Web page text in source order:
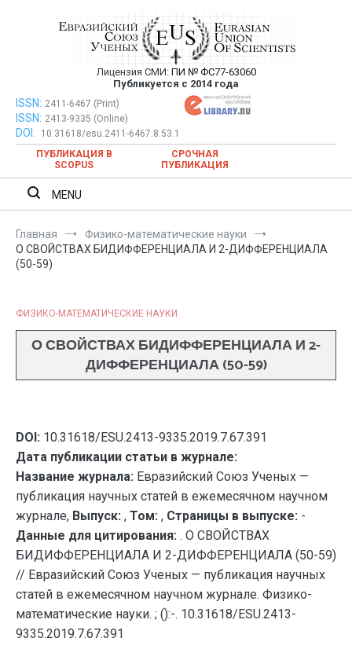
Евразийский Союз Ученых —
публикация научных статей в
ежемесячном научном журнале
Лицензия СМИ: ПИ № ФС77-63060
Публикуется с 2014 года
Евразийский Союз Ученых — публикация научных статей в
ежемесячном научном журнале
ISSN: 2411-6467 (Print)
ISSN: 2413-9335 (Online)
DOI:
10.31618/esu.2411-6467.8.53.1
ПУБЛИКАЦИЯ В
SCOPUS
СРОЧНАЯ
ПУБЛИКАЦИЯ
MENU
Главная
Физико-математические науки
О СВОЙСТВАХ БИДИФФЕРЕНЦИАЛА И 2-ДИФФЕРЕНЦИАЛА
(50-59)
ФИЗИКО-МАТЕМАТИЧЕСКИЕ НАУКИ
О СВОЙСТВАХ БИДИФФЕРЕНЦИАЛА И 2-
ДИФФЕРЕНЦИАЛА (50-59)
DOI: 10.31618/ESU.2413-9335.2019.7.67.391
Дата публикации статьи в журнале:
Название журнала: Евразийский Союз Ученых —
публикация научных статей в ежемесячном научном
журнале, Выпуск: , Том: , Страницы в выпуске: -
Данные для цитирования: . О СВОЙСТВАХ
БИДИФФЕРЕНЦИАЛА И 2-ДИФФЕРЕНЦИАЛА (50-59)
// Евразийский Союз Ученых — публикация научных
статей в ежемесячном научном журнале. Физико-
математические науки. ; ():-. 10.31618/ESU.2413-
9335.2019.7.67.391